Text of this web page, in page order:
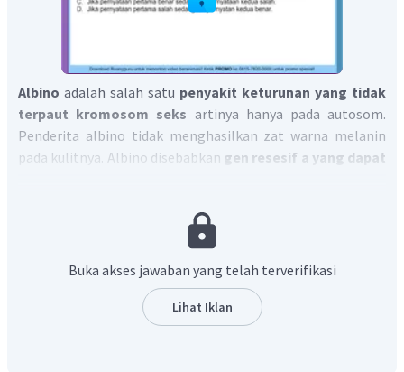
Albino adalah salah satu penyakit keturunan yang tidak
terpaut kromosom seks artinya hanya pada autosom.
Penderita albino tidak menghasilkan zat warna melanin
pada kulitnya. Albino disebabkan gen resesif a yang dapat
Buka akses jawaban yang telah terverifikasi
Lihat Iklan